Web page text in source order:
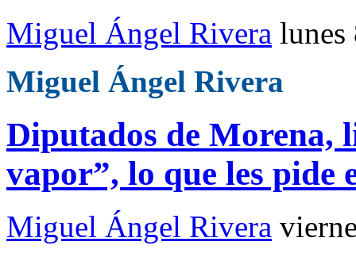
Miguel Ángel Rivera lunes
Miguel Ángel Rivera
Diputados de Morena,
vapor”, lo que les pide
Miguel Ángel Rivera